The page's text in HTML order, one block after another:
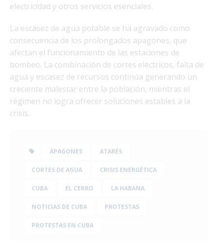
electricidad y otros servicios esenciales.
La escasez de agua potable se ha agravado como
consecuencia de los prolongados apagones, que
afectan el funcionamiento de las estaciones de
bombeo. La combinación de cortes eléctricos, falta de
agua y escasez de recursos continúa generando un
creciente malestar entre la población, mientras el
régimen no logra ofrecer soluciones estables a la
crisis.
APAGONES ATARÉS
CORTES DE AGUA CRISIS ENERGÉTICA
CUBA EL CERRO LA HABANA
NOTICIAS DE CUBA PROTESTAS
PROTESTAS EN CUBA